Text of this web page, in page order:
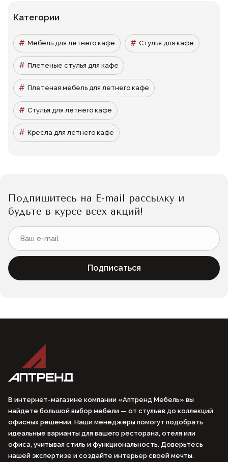
Категории
Мебель для летнего кафе Стулья для кафе
Плетеные стулья для кафе
Плетеная мебель для летнего кафе
Стулья для летнего кафе
Кресла для летнего кафе
Подпишитесь на E-mail рассылку и
будьте в курсе всех акций!
Подписаться
В интернет-магазине компании «Аптренд Мебель» вы
найдете большой выбор мебели — от стульев до коллекций
офисных решений. Наши менеджеры помогут подобрать
идеальные варианты для вашего ресторана, отеля или
офиса, учитывая стиль и функциональность. Доверьтесь
нашей экспертизе и создайте интерьер своей мечты.